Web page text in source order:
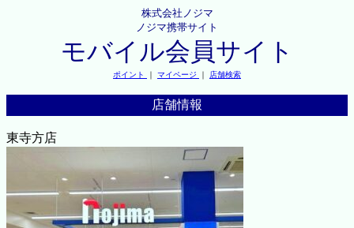
株式会社ノジマ
ノジマ携帯サイト
モバイル会員サイト
ポイント ｜ マイページ ｜ 店舗検索
店舗情報
東寺方店